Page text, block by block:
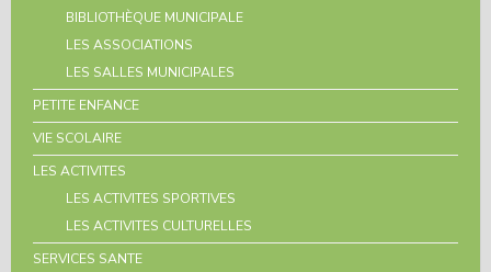
BIBLIOTHÈQUE MUNICIPALE
LES ASSOCIATIONS
LES SALLES MUNICIPALES
PETITE ENFANCE
VIE SCOLAIRE
LES ACTIVITES
LES ACTIVITES SPORTIVES
LES ACTIVITES CULTURELLES
SERVICES SANTE